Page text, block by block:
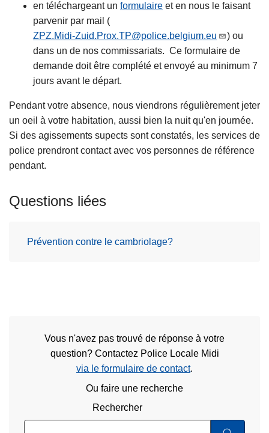
en téléchargeant un formulaire et en nous le faisant
parvenir par mail (
ZPZ.Midi-Zuid.Prox.TP@police.belgium.eu
) ou
dans un de nos commissariats. Ce formulaire de
demande doit être complété et envoyé au minimum 7
jours avant le départ.
Pendant votre absence, nous viendrons régulièrement jeter
un oeil à votre habitation, aussi bien la nuit qu'en journée.
Si des agissements supects sont constatés, les services de
police prendront contact avec vos personnes de référence
pendant.
Questions liées
Prévention contre le cambriolage?
Vous n'avez pas trouvé de réponse à votre
question? Contactez Police Locale Midi
via le formulaire de contact.
Ou faire une recherche
Rechercher